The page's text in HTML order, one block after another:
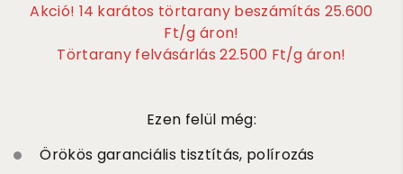
Akció! 14 karátos törtarany beszámítás 25.600
Ft/g áron!
Törtarany felvásárlás 22.500 Ft/g áron!
Ezen felül még:
Örökös garanciális tisztítás, polírozás